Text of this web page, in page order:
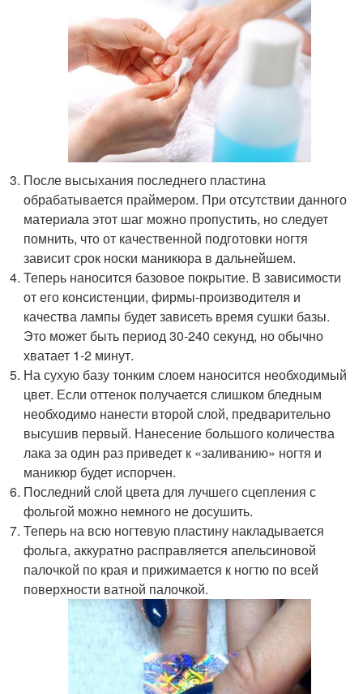
После высыхания последнего пластина
обрабатывается праймером. При отсутствии данного
материала этот шаг можно пропустить, но следует
помнить, что от качественной подготовки ногтя
зависит срок носки маникюра в дальнейшем.
Теперь наносится базовое покрытие. В зависимости
от его консистенции, фирмы-производителя и
качества лампы будет зависеть время сушки базы.
Это может быть период 30-240 секунд, но обычно
хватает 1-2 минут.
На сухую базу тонким слоем наносится необходимый
цвет. Если оттенок получается слишком бледным
необходимо нанести второй слой, предварительно
высушив первый. Нанесение большого количества
лака за один раз приведет к «заливанию» ногтя и
маникюр будет испорчен.
Последний слой цвета для лучшего сцепления с
фольгой можно немного не досушить.
Теперь на всю ногтевую пластину накладывается
фольга, аккуратно расправляется апельсиновой
палочкой по края и прижимается к ногтю по всей
поверхности ватной палочкой.